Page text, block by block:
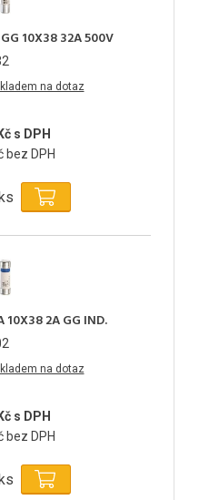
10X38 32A 500V
na dotaz
s DPH
bez DPH
10X38 2A GG IND.
na dotaz
s DPH
bez DPH